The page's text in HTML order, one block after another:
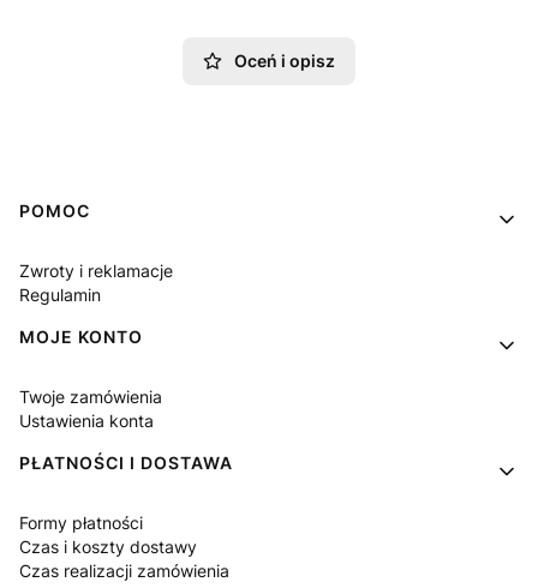
Oceń i opisz
Linki w stopce
POMOC
Zwroty i reklamacje
Regulamin
MOJE KONTO
Twoje zamówienia
Ustawienia konta
PŁATNOŚCI I DOSTAWA
Formy płatności
Czas i koszty dostawy
Czas realizacji zamówienia